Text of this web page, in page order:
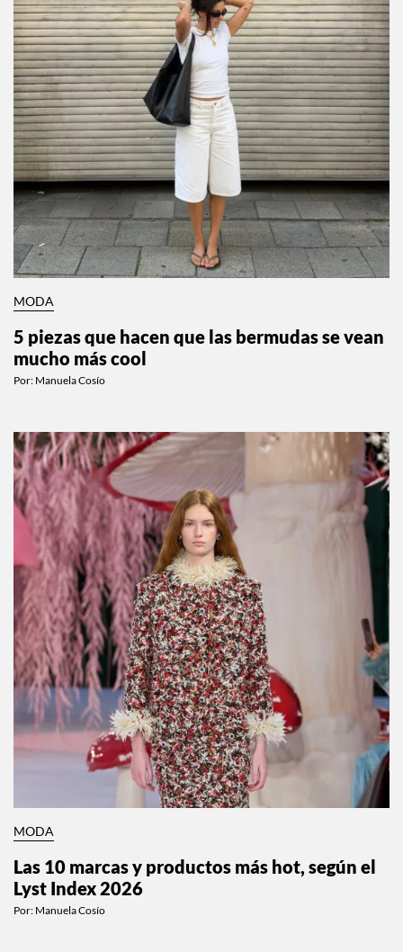
MODA
5 piezas que hacen que las bermudas se vean
mucho más cool
Por: Manuela Cosío
MODA
Las 10 marcas y productos más hot, según el
Lyst Index 2026
Por: Manuela Cosío